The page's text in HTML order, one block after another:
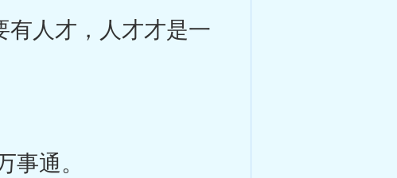
人才，人才才是一
通。